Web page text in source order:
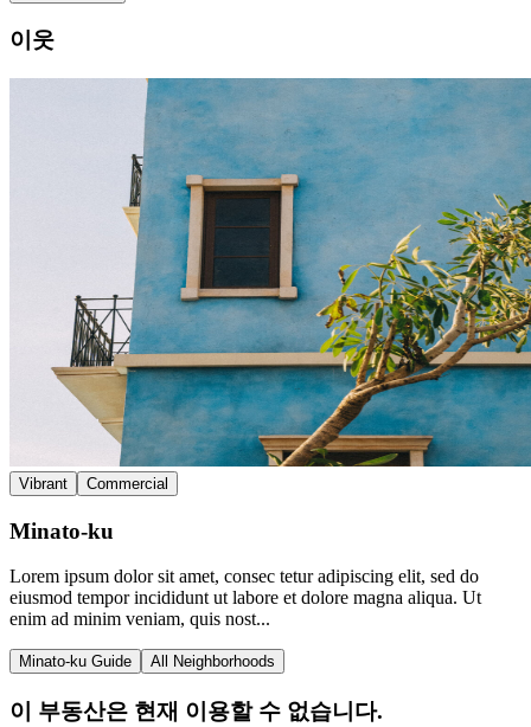
이웃
Vibrant Commercial
Minato-ku
Lorem ipsum dolor sit amet, consec tetur adipiscing elit, sed do
eiusmod tempor incididunt ut labore et dolore magna aliqua. Ut
enim ad minim veniam, quis nost...
Minato-ku Guide All Neighborhoods
이 부동산은 현재 이용할 수 없습니다.